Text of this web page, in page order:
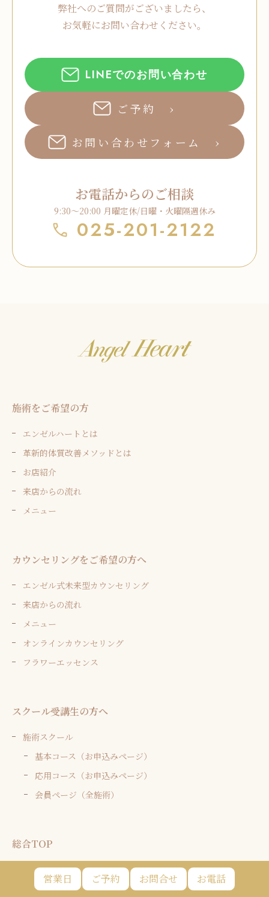
弊社へのご質問がございましたら、
お気軽にお問い合わせください。
LINEでのお問い合わせ
ご予約
お問い合わせフォーム
お電話からのご相談
9:30～20:00 月曜定休/日曜・火曜隔週休み
025-201-2122
施術をご希望の方
エンゼルハートとは
革新的体質改善メソッドとは
お店紹介
来店からの流れ
メニュー
カウンセリングをご希望の方へ
エンゼル式未来型カウンセリング
来店からの流れ
メニュー
オンラインカウンセリング
フラワーエッセンス
スクール受講生の方へ
施術スクール
基本コース（お申込みページ）
応用コース（お申込みページ）
会員ページ（全施術）
総合TOP
オンラインショップ
お知らせ
営業日 ご予約 お問合せ お電話